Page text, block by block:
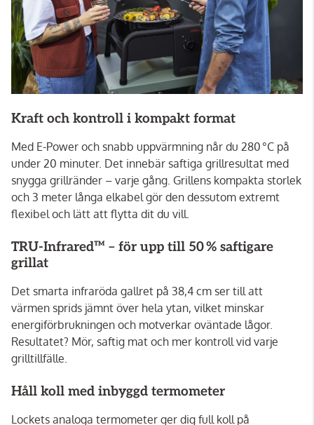
Kraft och kontroll i kompakt format
Med E-Power och snabb uppvärmning når du 280 °C på
under 20 minuter. Det innebär saftiga grillresultat med
snygga grillränder – varje gång. Grillens kompakta storlek
och 3 meter långa elkabel gör den dessutom extremt
flexibel och lätt att flytta dit du vill.
TRU-Infrared™ – för upp till 50 % saftigare
grillat
Det smarta infraröda gallret på 38,4 cm ser till att
värmen sprids jämnt över hela ytan, vilket minskar
energiförbrukningen och motverkar oväntade lågor.
Resultatet? Mör, saftig mat och mer kontroll vid varje
grilltillfälle.
Håll koll med inbyggd termometer
Lockets analoga termometer ger dig full koll på